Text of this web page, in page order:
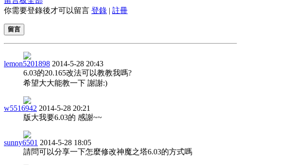
你需要登錄後才可以留言 登錄 | 註冊
留言
lemon5201898 2014-5-28 20:43
6.03的20.165改法可以教教我嗎?
希望大大能教一下 謝謝:)
w5516942 2014-5-28 20:21
版大我要6.03的 感謝~~
sunny6501 2014-5-28 18:05
請問可以分享一下怎麼修改神魔之塔6.03的方式嗎